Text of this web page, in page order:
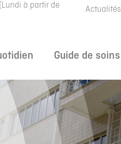
(Lundi à partir de
Actualités
Guide de soins